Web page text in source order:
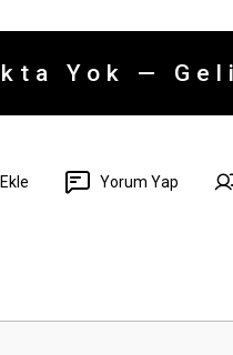
Yok —
Yorum Yap